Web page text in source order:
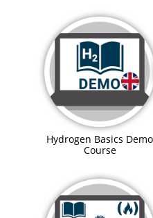
Hydrogen Basics Demo
Course